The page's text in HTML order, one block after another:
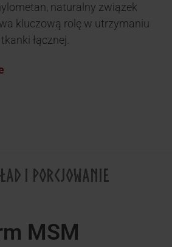
naturalny związek
kluczową rolę w utrzymaniu
łącznej.
I PORCJOWANIE
MSM